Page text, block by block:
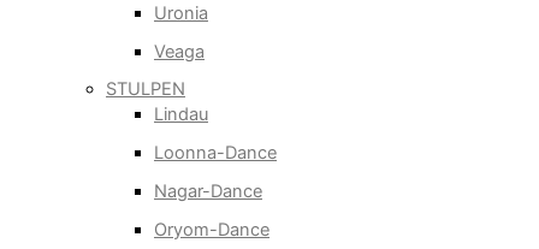
Uronia
Veaga
STULPEN
Lindau
Loonna-Dance
Nagar-Dance
Oryom-Dance